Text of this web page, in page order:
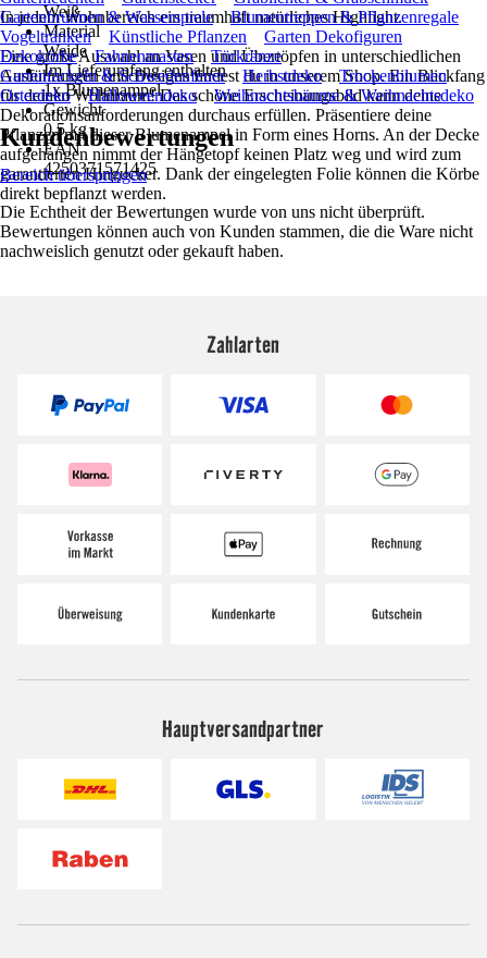
Weiß
Material
Weide
Im Lieferumfang enthalten
1x Blumenampel
Gewicht
0,5 kg
EAN
4250371571425
In jedem Wohnbereich ein traumhaft natürliches Highlight.
Eine große Auswahl an Vasen und Übertöpfen in unterschiedlichen
Ausführungen und Designs findest du in unserem Shop. Ein Blickfang
für deinen Wohnraum! Das schöne Erscheinungsbild kann deine
Dekorationsanforderungen durchaus erfüllen. Präsentiere deine
Pflanzen mit dieser Blumenampel in Form eines Horns. An der Decke
aufgehangen nimmt der Hängetopf keinen Platz weg und wird zum
garantierten Hingucker. Dank der eingelegten Folie können die Körbe
direkt bepflanzt werden.
Gartenbrunnen & Wasserspiele
Blumentreppen & Pflanzenregale
Vogeltränken
Künstliche Pflanzen
Garten Dekofiguren
Dekokörbe
Fahnenmasten
Türkränze
Gartenfackeln & Schwedenfeuer
Herbstdeko
Trockenblumen
Osterdeko
Halloweendeko Weihnachtsbäume & Weihnachtsdeko
Kundenbewertungen
Bereich überspringen
Die Echtheit der Bewertungen wurde von uns nicht überprüft.
Bewertungen können auch von Kunden stammen, die die Ware nicht
nachweislich genutzt oder gekauft haben.
Zahlarten
Hauptversandpartner